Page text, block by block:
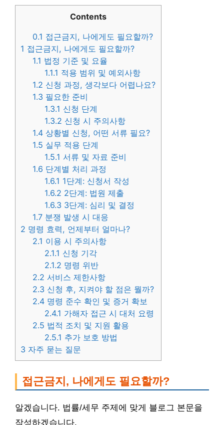
Contents
0.1 접근금지, 나에게도 필요할까?
1 접근금지, 나에게도 필요할까?
1.1 법정 기준 및 요율
1.1.1 적용 범위 및 예외사항
1.2 신청 과정, 생각보다 어렵나요?
1.3 필요한 준비
1.3.1 신청 단계
1.3.2 신청 시 주의사항
1.4 상황별 신청, 어떤 서류 필요?
1.5 실무 적용 단계
1.5.1 서류 및 자료 준비
1.6 단계별 처리 과정
1.6.1 1단계: 신청서 작성
1.6.2 2단계: 법원 제출
1.6.3 3단계: 심리 및 결정
1.7 분쟁 발생 시 대응
2 명령 효력, 언제부터 얼마나?
2.1 이용 시 주의사항
2.1.1 신청 기각
2.1.2 명령 위반
2.2 서비스 제한사항
2.3 신청 후, 지켜야 할 점은 뭘까?
2.4 명령 준수 확인 및 증거 확보
2.4.1 가해자 접근 시 대처 요령
2.5 법적 조치 및 지원 활용
2.5.1 추가 보호 방법
3 자주 묻는 질문
접근금지, 나에게도 필요할까?
알겠습니다. 법률/세무 주제에 맞게 블로그 본문을
작성하겠습니다.